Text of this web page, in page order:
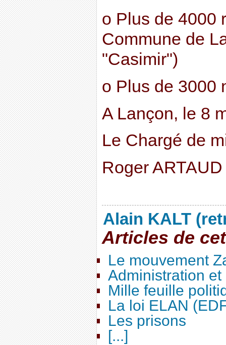
o Plus de 4000
Commune de
"Casimir")
o Plus de 3000
A Lançon, le 8
Le Chargé de
Roger ARTAUD
Alain KALT
Articles de
Le mouvement
Administration
Mille feuille
La loi ELAN
Les prisons
[...]